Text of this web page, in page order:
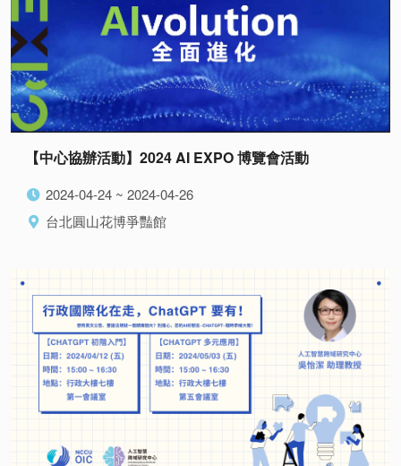
【中心協辦活動】2024 AI EXPO 博覽會活動
2024-04-24 ~ 2024-04-26
台北圓山花博爭豔館